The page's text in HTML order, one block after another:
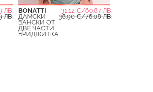
ЛВ.
ЛВ.
BONATTI
31.12 €/60.87 ЛВ.
ДАМСКИ
БАНСКИ ОТ
ДВЕ ЧАСТИ
БРИДЖИТКА
38.90 €/76.08 ЛВ.